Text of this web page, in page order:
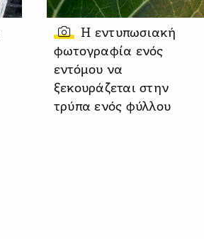
Η εντυπωσιακή
φωτογραφία ενός
εντόμου να
ξεκουράζεται στην
τρύπα ενός φύλλου